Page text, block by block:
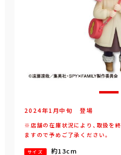
2024年1 月中旬 登場
※店舗の在庫状況により、取扱を
ますので予めご了承ください。
サイズ 約13cm